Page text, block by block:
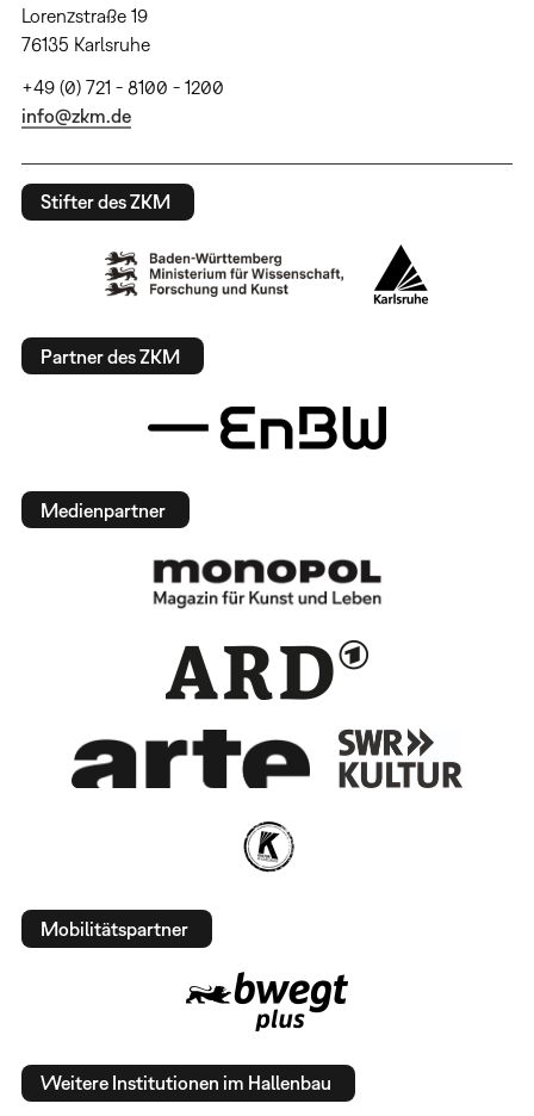
Lorenzstraße 19
76135 Karlsruhe
+49 (0) 721 - 8100 - 1200
info@zkm.de
Stifter des ZKM
Partner des ZKM
Medienpartner
Mobilitätspartner
Weitere Institutionen im Hallenbau